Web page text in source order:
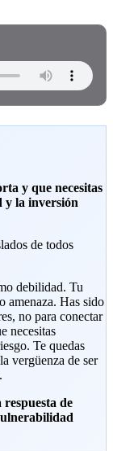
y que necesitas
y la inversión
de todos
debilidad. Tu
amenaza. Has sido
no para conectar
necesitas
Te quedas
vergüenza de ser
de